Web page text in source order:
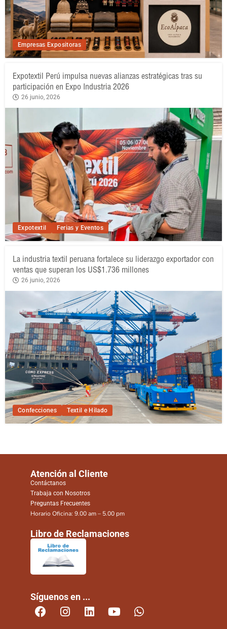
Empresas Expositoras
Expotextil Ferias y Eventos
Expotextil Perú impulsa nuevas alianzas estratégicas tras su
participación en Expo Industria 2026
26 junio, 2026
Confecciones Textil e Hilado
La industria textil peruana fortalece su liderazgo exportador con
ventas que superan los US$1.736 millones
26 junio, 2026
Atención al Cliente
Contáctanos
Trabaja con Nosotros
Preguntas Frecuentes
Horario Oficina: 9.00 am – 5.00 pm
Libro de Reclamaciones
Síguenos en ...